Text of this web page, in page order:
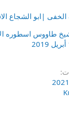
|ابو الشجاع
طاووس اسطوره